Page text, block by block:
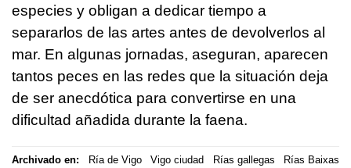
especies y obligan a dedicar tiempo a
separarlos de las artes antes de devolverlos al
mar. En algunas jornadas, aseguran, aparecen
tantos peces en las redes que la situación deja
de ser anecdótica para convertirse en una
dificultad añadida durante la faena.
Archivado en: Ría de Vigo Vigo ciudad Rías gallegas Rías Baixas